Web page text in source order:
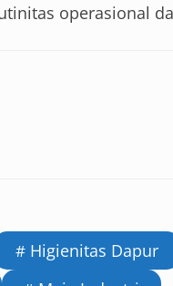
operasional
Higienitas Dapur